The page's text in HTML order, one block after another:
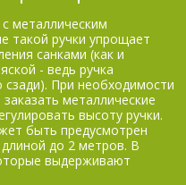
металлическим
такой ручки упрощает
санками (как и
- ведь ручка
сзади). При необходимости
металлические
высоту ручки.
быть предусмотрен
до 2 метров. В
выдерживают